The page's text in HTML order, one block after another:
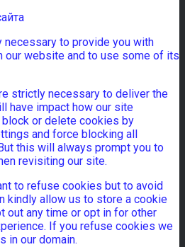
to provide you with
our website and to use some of its
strictly necessary to deliver the
have impact how our site
block or delete cookies by
and force blocking all
this will always prompt you to
revisiting our site.
to refuse cookies but to avoid
kindly allow us to store a cookie
out any time or opt in for other
If you refuse cookies we
in our domain.